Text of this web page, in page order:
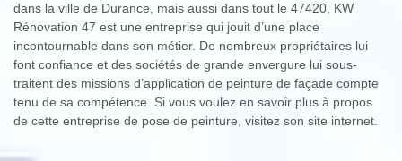
dans la ville de Durance, mais aussi dans tout le 47420, KW
Rénovation 47 est une entreprise qui jouit d’une place
incontournable dans son métier. De nombreux propriétaires lui
font confiance et des sociétés de grande envergure lui sous-
traitent des missions d’application de peinture de façade compte
tenu de sa compétence. Si vous voulez en savoir plus à propos
de cette entreprise de pose de peinture, visitez son site internet.